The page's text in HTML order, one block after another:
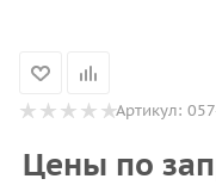
Артикул:
Цены по